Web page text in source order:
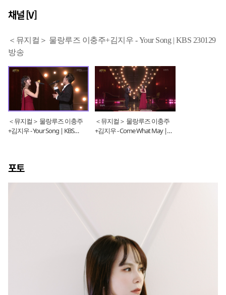
채널 [V]
＜뮤지컬＞ 물랑루즈 이충주+김지우 - Your Song | KBS 230129
방송
＜뮤지컬＞ 물랑루즈 이충주
+김지우 - Your Song | KBS
＜뮤지컬＞ 물랑루즈 이충주
+김지우 - Come What May |
포토